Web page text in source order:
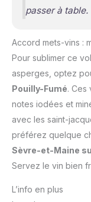
passer à table.
Accord mets-vins :
Pour sublimer ce
asperges, optez
Pouilly-Fumé. Ces
notes iodées et
avec les saint-
préférez quelque
Sèvre-et-Maine
Servez le vin bien
L’info en plus